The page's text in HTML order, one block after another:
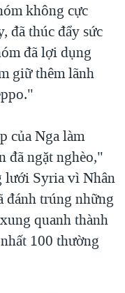
không cực
đã thúc đẩy sức
đã lợi dụng
giữ thêm lãnh
của Nga làm
đã ngặt nghèo,"
lưới Syria vì Nhân
đánh trúng những
quanh thành
100 thường